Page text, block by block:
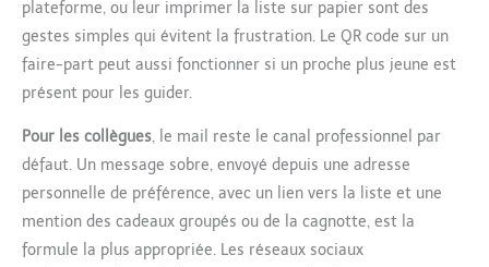
plateforme, ou leur imprimer la liste sur papier sont des
gestes simples qui évitent la frustration. Le QR code sur un
faire-part peut aussi fonctionner si un proche plus jeune est
présent pour les guider.
Pour les collègues, le mail reste le canal professionnel par
défaut. Un message sobre, envoyé depuis une adresse
personnelle de préférence, avec un lien vers la liste et une
mention des cadeaux groupés ou de la cagnotte, est la
formule la plus appropriée. Les réseaux sociaux